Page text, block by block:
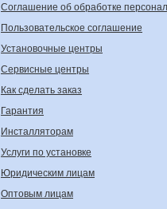
Соглашение об обработке
Пользовательское соглашение
Установочные центры
Сервисные центры
Как сделать заказ
Гарантия
Инсталляторам
Услуги по установке
Юридическим лицам
Оптовым лицам